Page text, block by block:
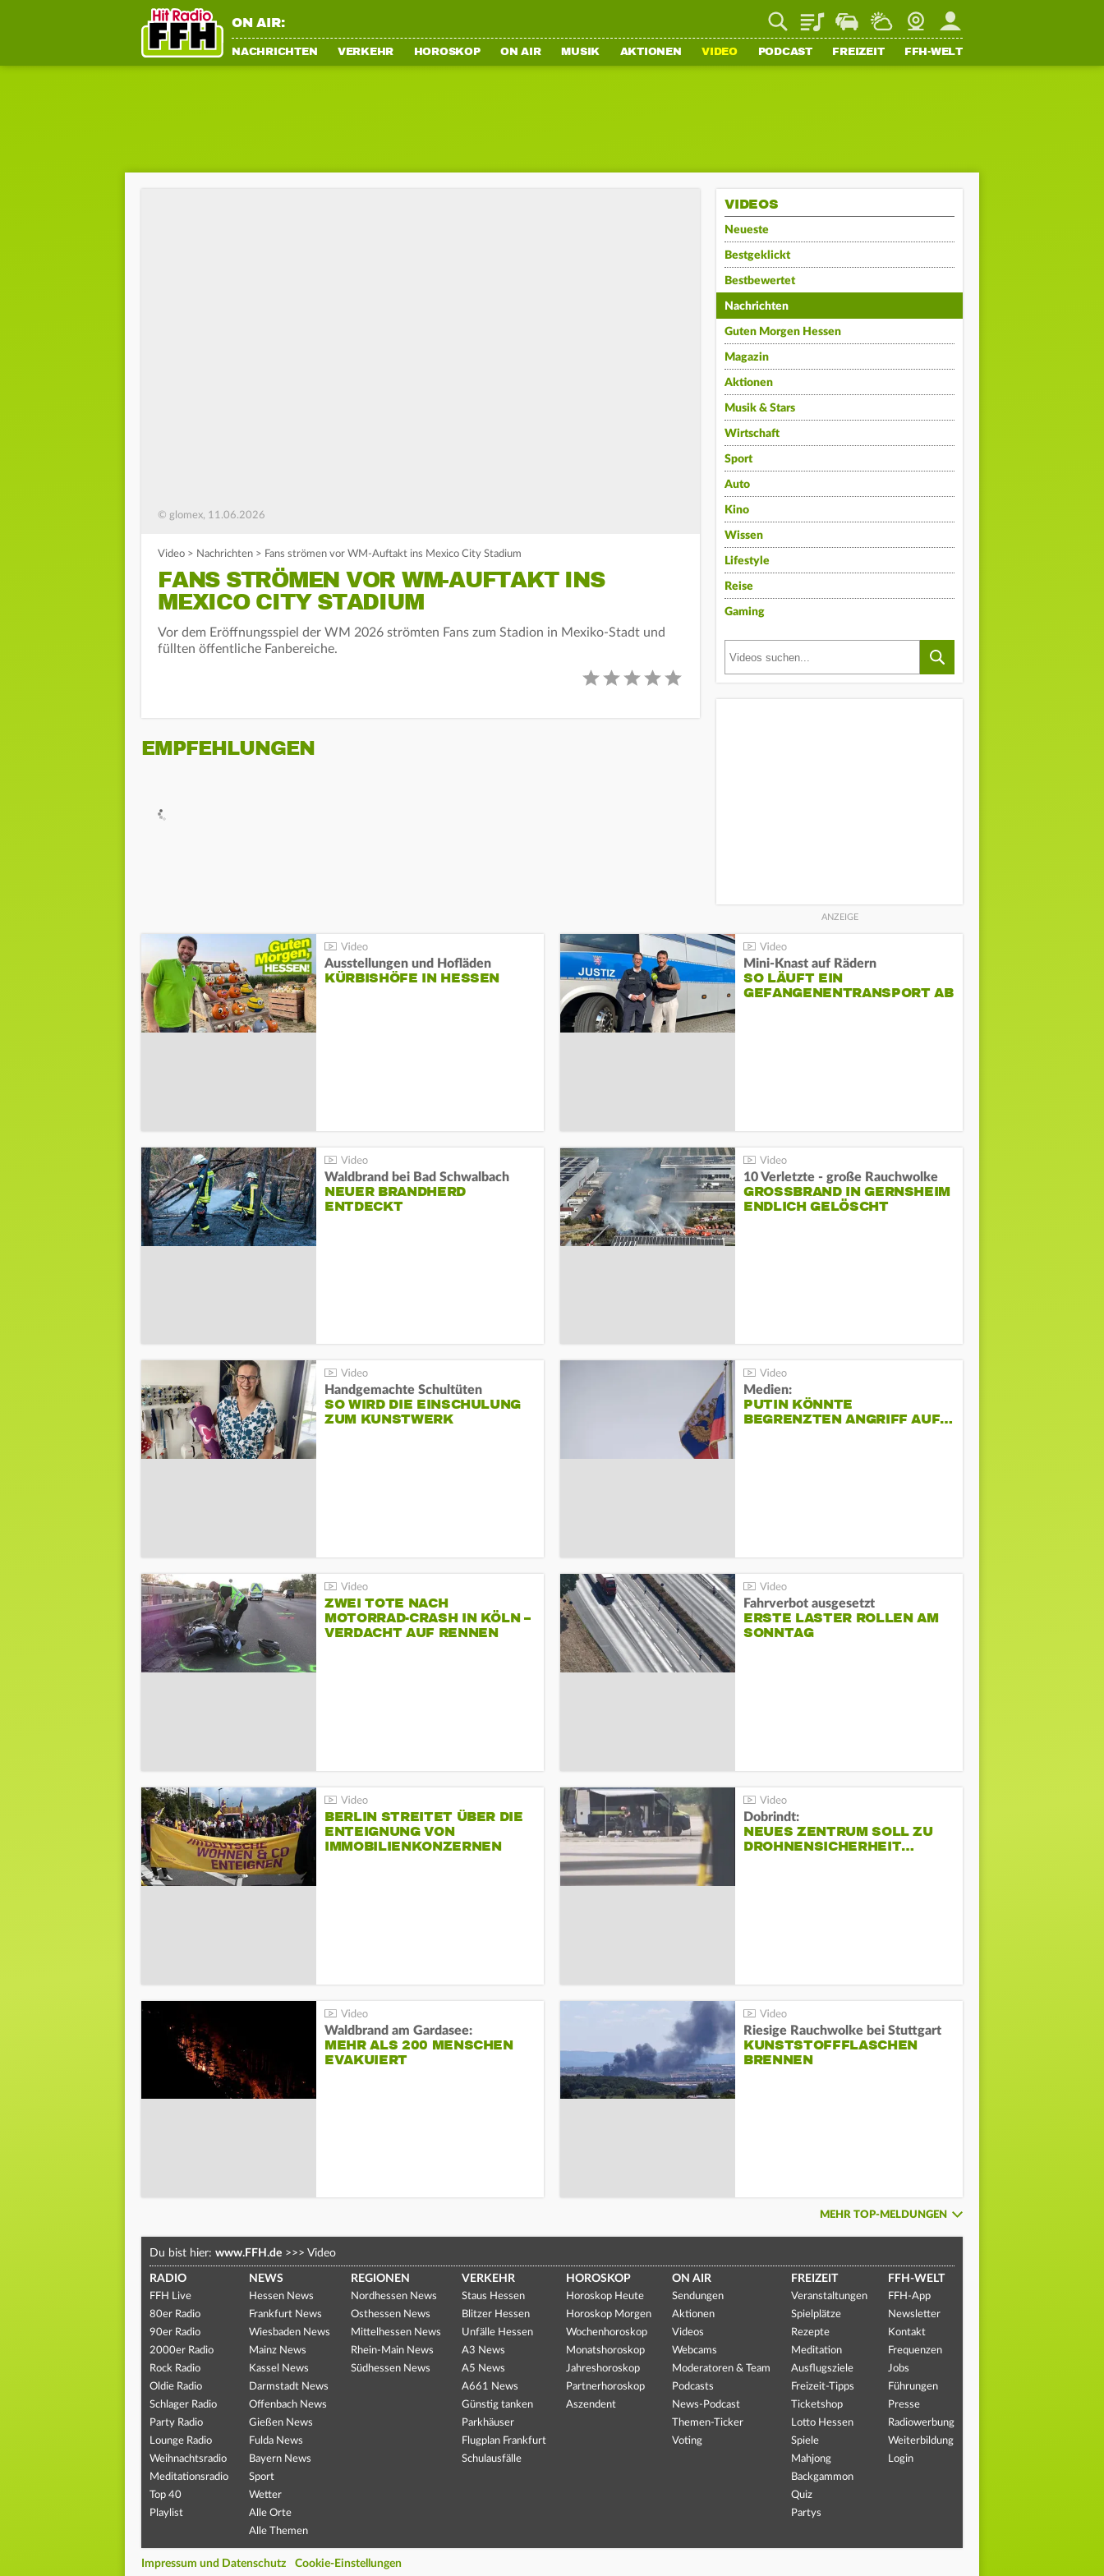
ON AIR: PlaylistStaupilotWetterWebcamMein FFH
NACHRICHTEN VERKEHR HOROSKOP ON AIR MUSIK AKTIONEN VIDEO PODCAST FREIZEIT FFH-WELT
© glomex, 11.06.2026
Video > Nachrichten > Fans strömen vor WM-Auftakt ins Mexico City Stadium
FANS STRÖMEN VOR WM-AUFTAKT INS
MEXICO CITY STADIUM
Vor dem Eröffnungsspiel der WM 2026 strömten Fans zum Stadion in Mexiko-Stadt und
füllten öffentliche Fanbereiche.
EMPFEHLUNGEN
VIDEOS
Neueste
Bestgeklickt
Bestbewertet
Nachrichten
Guten Morgen Hessen
Magazin
Aktionen
Musik & Stars
Wirtschaft
Sport
Auto
Kino
Wissen
Lifestyle
Reise
Gaming
Ausstellungen und Hofläden
KÜRBISHÖFE IN HESSEN
Mini-Knast auf Rädern
SO LÄUFT EIN
GEFANGENENTRANSPORT AB
Waldbrand bei Bad Schwalbach
NEUER BRANDHERD
ENTDECKT
10 Verletzte - große Rauchwolke
GROSSBRAND IN GERNSHEIM E
NDLICH GELÖSCHT
Handgemachte Schultüten
SO WIRD DIE EINSCHULUNG
ZUM KUNSTWERK
Medien:
PUTIN KÖNNTE
BEGRENZTEN ANGRIFF AUF…
ZWEI TOTE NACH
MOTORRAD-CRASH IN KÖLN –
VERDACHT AUF RENNEN
Fahrverbot ausgesetzt
ERSTE LASTER ROLLEN AM
SONNTAG
BERLIN STREITET ÜBER DIE
ENTEIGNUNG VON
IMMOBILIENKONZERNEN
Dobrindt:
NEUES ZENTRUM SOLL ZU
DROHNENSICHERHEIT…
Waldbrand am Gardasee:
MEHR ALS 200 MENSCHEN
EVAKUIERT
Riesige Rauchwolke bei Stuttgart
KUNSTSTOFFFLASCHEN
BRENNEN
MEHR TOP-MELDUNGEN
Du bist hier: www.FFH.de >>> Video
RADIO
FFH Live
80er Radio
90er Radio
2000er Radio
Rock Radio
Oldie Radio
Schlager Radio
Party Radio
Lounge Radio
Weihnachtsradio
Meditationsradio
Top 40
Playlist
NEWS
Hessen News
Frankfurt News
Wiesbaden News
Mainz News
Kassel News
Darmstadt News
Offenbach News
Gießen News
Fulda News
Bayern News
Sport
Wetter
Alle Orte
Alle Themen
REGIONEN
Nordhessen News
Osthessen News
Mittelhessen News
Rhein-Main News
Südhessen News
VERKEHR
Staus Hessen
Blitzer Hessen
Unfälle Hessen
A3 News
A5 News
A661 News
Günstig tanken
Parkhäuser
Flugplan Frankfurt
Schulausfälle
HOROSKOP
Horoskop Heute
Horoskop Morgen
Wochenhoroskop
Monatshoroskop
Jahreshoroskop
Partnerhoroskop
Aszendent
ON AIR
Sendungen
Aktionen
Videos
Webcams
Moderatoren & Team
Podcasts
News-Podcast
Themen-Ticker
Voting
FREIZEIT
Veranstaltungen
Spielplätze
Rezepte
Meditation
Ausflugsziele
Freizeit-Tipps
Ticketshop
Lotto Hessen
Spiele
Mahjong
Backgammon
Quiz
Partys
FFH-WELT
FFH-App
Newsletter
Kontakt
Frequenzen
Jobs
Führungen
Presse
Radiowerbung
Weiterbildung
Login
Impressum und Datenschutz Cookie-Einstellungen